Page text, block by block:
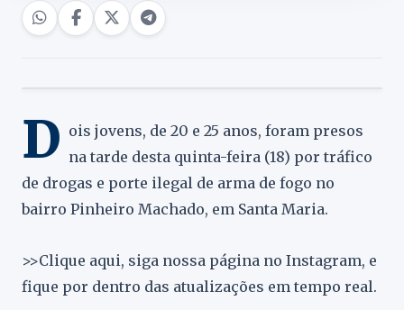
D ois jovens, de 20 e 25 anos, foram presos
na tarde desta quinta-feira (18) por tráfico
de drogas e porte ilegal de arma de fogo no
bairro Pinheiro Machado, em Santa Maria.
>>Clique aqui, siga nossa página no Instagram, e
fique por dentro das atualizações em tempo real.